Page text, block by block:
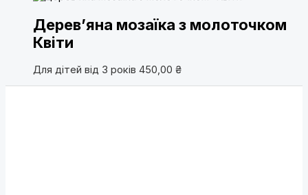
Дерев’яна мозаїка з молоточком
Квіти
Для дітей від 3 років 450,00 ₴